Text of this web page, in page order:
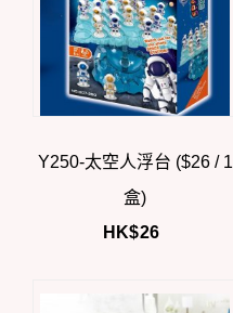
Y250-太空人浮台 ($26 / 1
盒)
HK$26